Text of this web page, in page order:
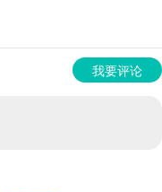
我要评论